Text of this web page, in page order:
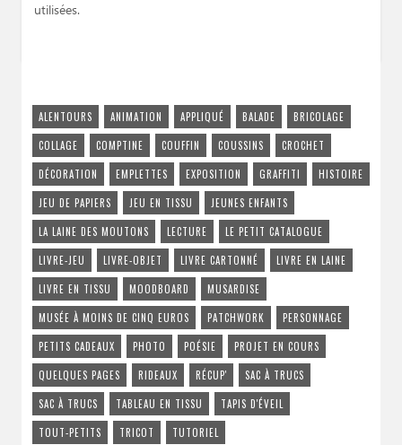
utilisées.
ALENTOURS ANIMATION APPLIQUÉ BALADE
BRICOLAGE
COLLAGE
COMPTINE COUFFIN COUSSINS
CROCHET
DÉCORATION
EMPLETTES EXPOSITION GRAFFITI
HISTOIRE
JEU DE PAPIERS
JEU EN TISSU
JEUNES ENFANTS
LA LAINE DES MOUTONS
LECTURE
LE PETIT CATALOGUE
LIVRE-JEU
LIVRE-OBJET LIVRE CARTONNÉ
LIVRE EN LAINE
LIVRE EN TISSU
MOODBOARD
MUSARDISE
MUSÉE À MOINS DE CINQ EUROS
PATCHWORK
PERSONNAGE
PETITS CADEAUX
PHOTO POÉSIE
PROJET EN COURS
QUELQUES PAGES
RIDEAUX RÉCUP'
SAC À TRUCS
SAC À TRUCS
TABLEAU EN TISSU
TAPIS D'ÉVEIL
TOUT-PETITS
TRICOT TUTORIEL